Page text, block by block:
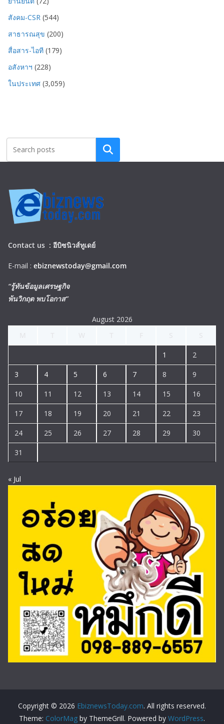
สังคม-CSR (544)
สาธารณสุข (200)
สื่อสาร-ไอที (179)
อสังหาฯ (228)
ในประเทศ (3,059)
Search
Contact us : อีบิซนิวส์ทูเดย์
E-mail : ebiznewstoday@gmail.com
“รู้ทันข้อมูลเศรษฐกิจ
พ้นวิกฤต พบโอกาส”
August 2026
1 2
3 4 5 6 7 8 9
10 11 12 13 14 15 16
17 18 19 20 21 22 23
24 25 26 27 28 29 30
31
« Jul
Copyright © 2026 EbiznewsToday.com. All rights reserved.
Theme: ColorMag by ThemeGrill. Powered by WordPress.